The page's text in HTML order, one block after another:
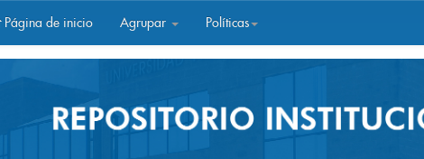
Página de inicio Agrupar Políticas